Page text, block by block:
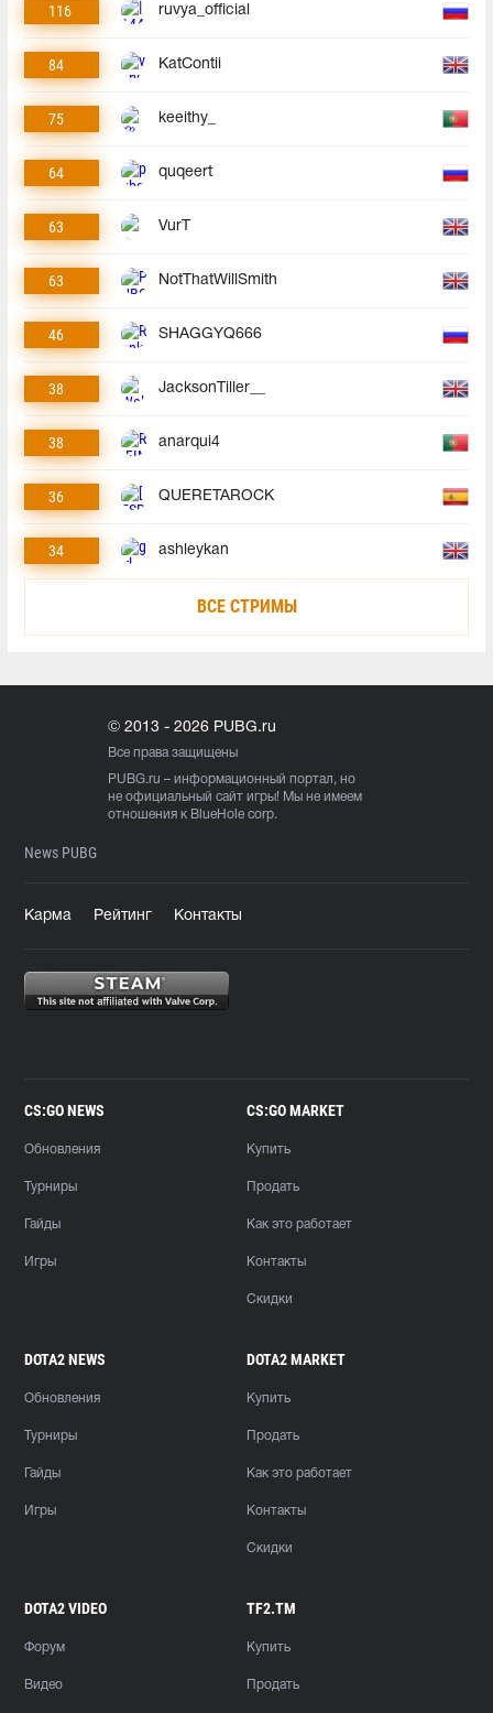
116 ruvya_official
84 KatContii
75 keeithy_
64 quqeert
63 VurT
63 NotThatWillSmith
46 SHAGGYQ666
38 JacksonTiller__
38 anarqui4
36 QUERETAROCK
34 ashleykan
ВСЕ СТРИМЫ
© 2013 - 2026 PUBG.ru
Все права защищены
PUBG.ru – информационный портал, но
не официальный сайт игры! Мы не имеем
отношения к BlueHole corp.
News PUBG
Карма Рейтинг Контакты
CS:GO NEWS
Обновления
Турниры
Гайды
Игры
CS:GO MARKET
Купить
Продать
Как это работает
Контакты
Скидки
DOTA2 NEWS
Обновления
Турниры
Гайды
Игры
DOTA2 MARKET
Купить
Продать
Как это работает
Контакты
Скидки
DOTA2 VIDEO
Форум
Видео
TF2.TM
Купить
Продать